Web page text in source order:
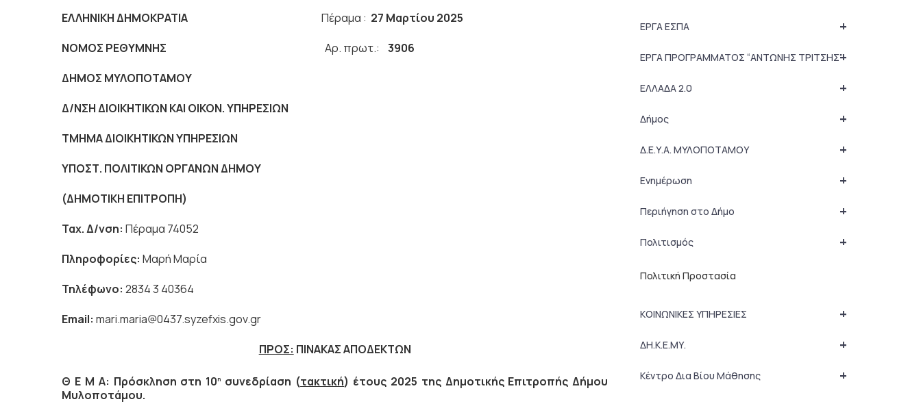
ΕΛΛΗΝΙΚΗ ΔΗΜΟΚΡΑΤΙΑ Πέραμα : 27 Μαρτίου 2025
ΝΟΜΟΣ ΡΕΘΥΜΝΗΣ Αρ. πρωτ.: 3906
ΔΗΜΟΣ ΜΥΛΟΠΟΤΑΜΟΥ
Δ/ΝΣΗ ΔΙΟΙΚΗΤΙΚΩΝ ΚΑΙ ΟΙΚΟΝ. ΥΠΗΡΕΣΙΩΝ
ΤΜΗΜΑ ΔΙΟΙΚΗΤΙΚΩΝ ΥΠΗΡΕΣΙΩΝ
ΥΠΟΣΤ. ΠΟΛΙΤΙΚΩΝ ΟΡΓΑΝΩΝ ΔΗΜΟΥ
(ΔΗΜΟΤΙΚΗ ΕΠΙΤΡΟΠΗ)
Ταχ. Δ/νση: Πέραμα 74052
Πληροφορίες: Μαρή Μαρία
Τηλέφωνο: 2834 3 40364
Email: mari.maria@0437.syzefxis.gov.gr
ΠΡΟΣ: ΠΙΝΑΚΑΣ ΑΠΟΔΕΚΤΩΝ
Θ Ε Μ Α: Πρόσκληση στη 10η συνεδρίαση (τακτική) έτους 2025 της Δημοτικής Επιτροπής Δήμου
Μυλοποτάμου.
+
ΕΡΓΑ ΕΣΠΑ
+
ΕΡΓΑ ΠΡΟΓΡΑΜΜΑΤΟΣ “ΑΝΤΩΝΗΣ ΤΡΙΤΣΗΣ”
+
ΕΛΛΑΔΑ 2.0
+
Δήμος
+
Δ.Ε.Υ.Α. ΜΥΛΟΠΟΤΑΜΟΥ
+
Ενημέρωση
+
Περιήγηση στο Δήμο
+
Πολιτισμός
Πολιτική Προστασία
+
ΚΟΙΝΩΝΙΚΕΣ ΥΠΗΡΕΣΙΕΣ
+
ΔΗ.Κ.Ε.ΜΥ.
+
Κέντρο Δια Βίου Μάθησης